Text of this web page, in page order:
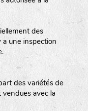
des
a une inspection
des variétés de
vendues avec la